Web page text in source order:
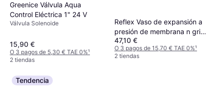
O 3 pagos de 39,64 € TAE 0%¹
1 tienda
Greenice Válvula Aqua
Control Eléctrica 1" 24 V
Válvula Solenoide
15,90 €
O 3 pagos de 5,30 € TAE 0%¹
2 tiendas
Reflex Vaso de expansión a
presión de membrana n gris,
4 bar 25 l
47,10 €
O 3 pagos de 15,70 € TAE 0%¹
2 tiendas
Tendencia